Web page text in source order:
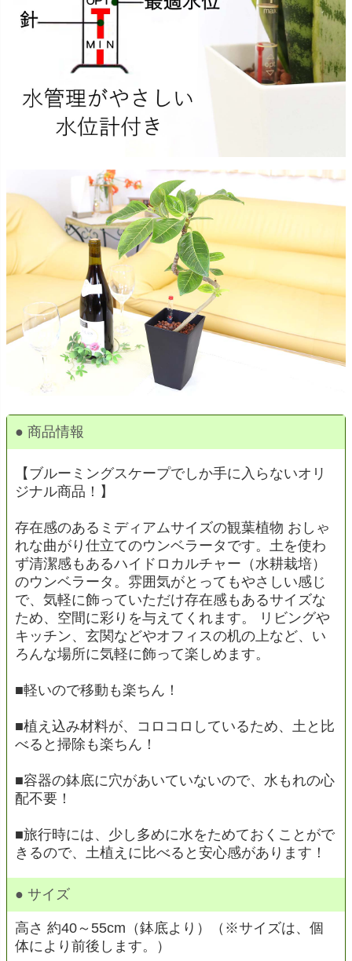
● 商品情報
【ブルーミングスケープでしか手に入らないオリ
ジナル商品！】
存在感のあるミディアムサイズの観葉植物 おしゃ
れな曲がり仕立てのウンベラータです。土を使わ
ず清潔感もあるハイドロカルチャー（水耕栽培）
のウンベラータ。雰囲気がとってもやさしい感じ
で、気軽に飾っていただけ存在感もあるサイズな
ため、空間に彩りを与えてくれます。 リビングや
キッチン、玄関などやオフィスの机の上など、い
ろんな場所に気軽に飾って楽しめます。
■軽いので移動も楽ちん！
■植え込み材料が、コロコロしているため、土と比
べると掃除も楽ちん！
■容器の鉢底に穴があいていないので、水もれの心
配不要！
■旅行時には、少し多めに水をためておくことがで
きるので、土植えに比べると安心感があります！
● サイズ
高さ 約40～55cm（鉢底より）（※サイズは、個
体により前後します。）